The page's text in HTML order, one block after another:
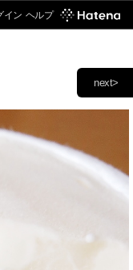
イン ヘルプ
next>